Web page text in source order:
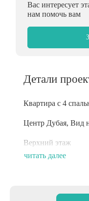
Вас интересует
нам помочь вам
Детали
Квартира с 4
Центр Дубая, Вид
Верхний этаж
Вид на Бурдж-
читать далее